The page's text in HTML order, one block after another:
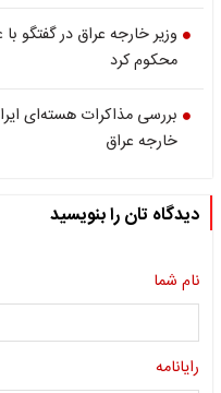
وزیر خارجه عراق در گفتگو
محکوم کرد
بررسی مذاکرات هسته‌ای
خارجه عراق
دیدگاه تان را بنویسید
نام شما
رایانامه